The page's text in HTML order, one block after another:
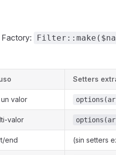
Setters
valor
valor
end (sin setters